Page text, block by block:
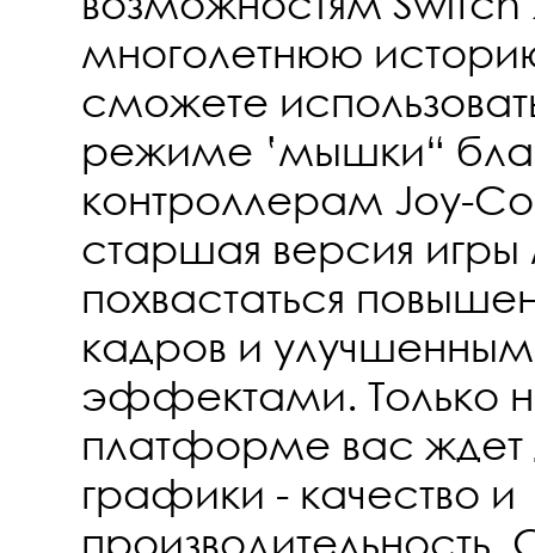
многолетнюю
сможете
режиме ‛мышки“
контроллерам Joy-
старшая версия
похвастаться
кадров и
эффектами. Только
платформе вас
графики - качество и